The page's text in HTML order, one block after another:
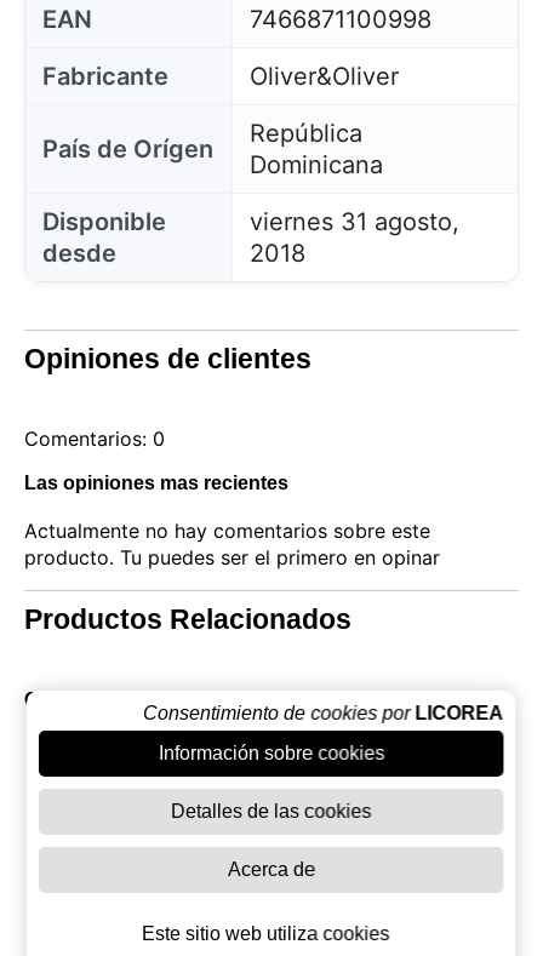
EAN
7466871100998
Fabricante
Oliver&Oliver
País de Orígen
República
Dominicana
Disponible
desde
viernes 31 agosto,
2018
Opiniones de clientes
Comentarios: 0
Las opiniones mas recientes
Actualmente no hay comentarios sobre este
producto. Tu puedes ser el primero en opinar
Productos Relacionados
Otros productos de Opthimus
Consentimiento de cookies por LICOREA
Información sobre cookies
Detalles de las cookies
Acerca de
Este sitio web utiliza cookies